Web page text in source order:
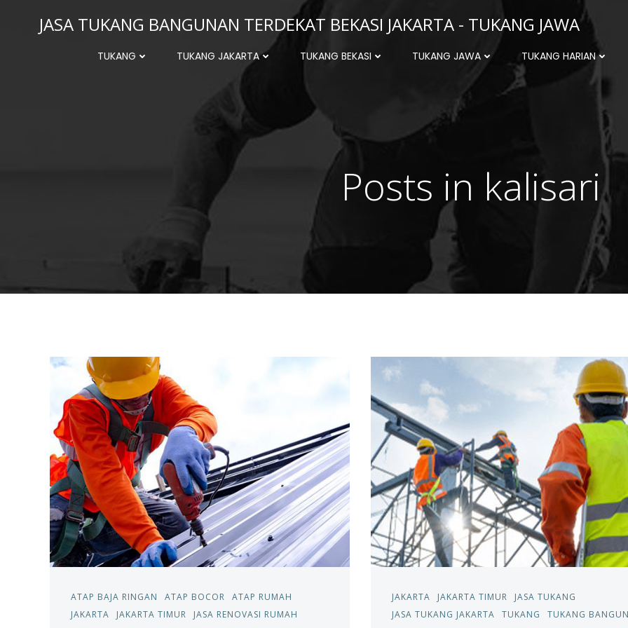
JASA TUKANG BANGUNAN TERDEKAT BEKASI JAKARTA - TUKANG JAWA
TUKANG TUKANG JAKARTA TUKANG BEKASI TUKANG JAWA TUKANG HARIAN
Posts in kalisari
ATAP BAJA RINGAN ATAP BOCOR
ATAP RUMAH
JAKARTA
JAKARTA TIMUR
JASA RENOVASI RUMAH
JAKARTA JAKARTA TIMUR
JASA TUKANG
JASA TUKANG JAKARTA
TUKANG
TUKANG